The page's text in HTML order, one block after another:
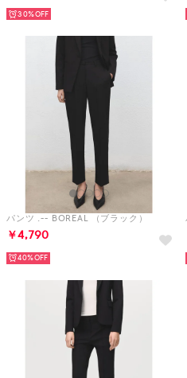
30%
パンツ .-- BOREAL （ブラック）
￥4,790
40%